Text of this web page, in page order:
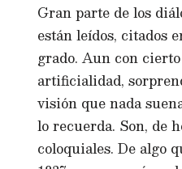
Gran parte de los
están leídos, citados
grado. Aun con
artificialidad,
visión que nada
lo recuerda. Son, de
coloquiales. De algo